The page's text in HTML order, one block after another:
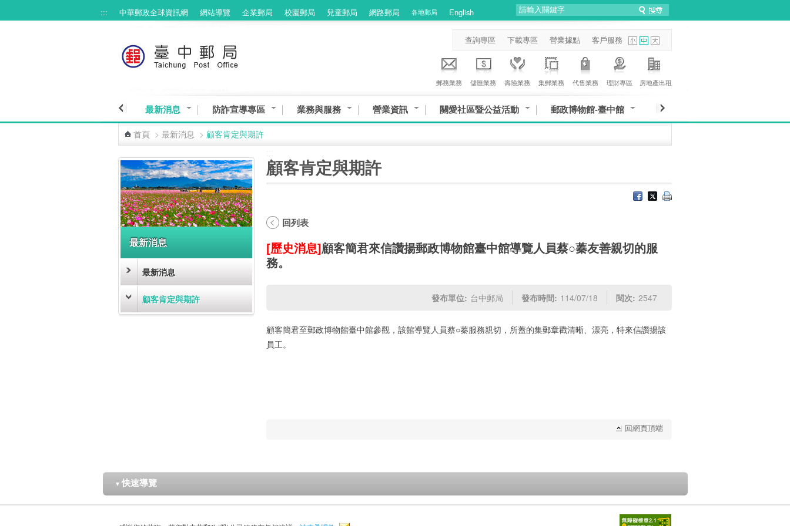
::: 中華郵政全球資訊網 網站導覽 企業郵局 校園郵局 兒童郵局 網路郵局 各地郵局 English
查詢專區 下載專區 營業據點 客戶服務
郵務業務 儲匯業務 壽險業務 集郵業務 代售業務 理財專區 房地產出租
最新消息 防詐宣導專區 業務與服務 營業資訊 關愛社區暨公益活動 郵政博物館-臺中館
首頁 > 最新消息 > 顧客肯定與期許
最新消息
最新消息
顧客肯定與期許
顧客肯定與期許
回列表
[歷史消息]顧客簡君來信讚揚郵政博物館臺中館導覽人員蔡○蓁友善親切的服
務。
發布單位: 台中郵局 發布時間: 114/07/18 閱次: 2547
顧客簡君至郵政博物館臺中館參觀，該館導覽人員蔡○蓁服務親切，所蓋的集郵章戳清晰、漂亮，特來信讚揚該
員工。
回網頁頂端
▼ 快速導覽